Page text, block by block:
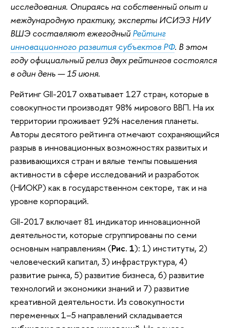
исследования. Опираясь на собственный опыт и
международную практику, эксперты ИСИЭЗ НИУ
ВШЭ составляют ежегодный Рейтинг
инновационного развития субъектов РФ. В этом
году официальный релиз двух рейтингов состоялся
в один день — 15 июня.
Рейтинг GII-2017 охватывает 127 стран, которые в
совокупности производят 98% мирового ВВП. На их
территории проживает 92% населения планеты.
Авторы десятого рейтинга отмечают сохраняющийся
разрыв в инновационных возможностях развитых и
развивающихся стран и вялые темпы повышения
активности в сфере исследований и разработок
(НИОКР) как в государственном секторе, так и на
уровне корпораций.
GII-2017 включает 81 индикатор инновационной
деятельности, которые сгруппированы по семи
основным направлениям (Рис. 1): 1) институты, 2)
человеческий капитал, 3) инфраструктура, 4)
развитие рынка, 5) развитие бизнеса, 6) развитие
технологий и экономики знаний и 7) развитие
креативной деятельности. Из совокупности
переменных 1–5 направлений складывается